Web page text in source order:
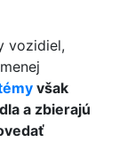
vozidiel,
však
a zbierajú